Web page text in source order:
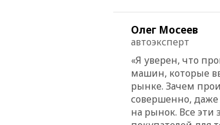
Олег Мосеев
автоэксперт
«Я уверен, что
машин, которые
рынке. Зачем
совершенно,
на рынок. Все эти